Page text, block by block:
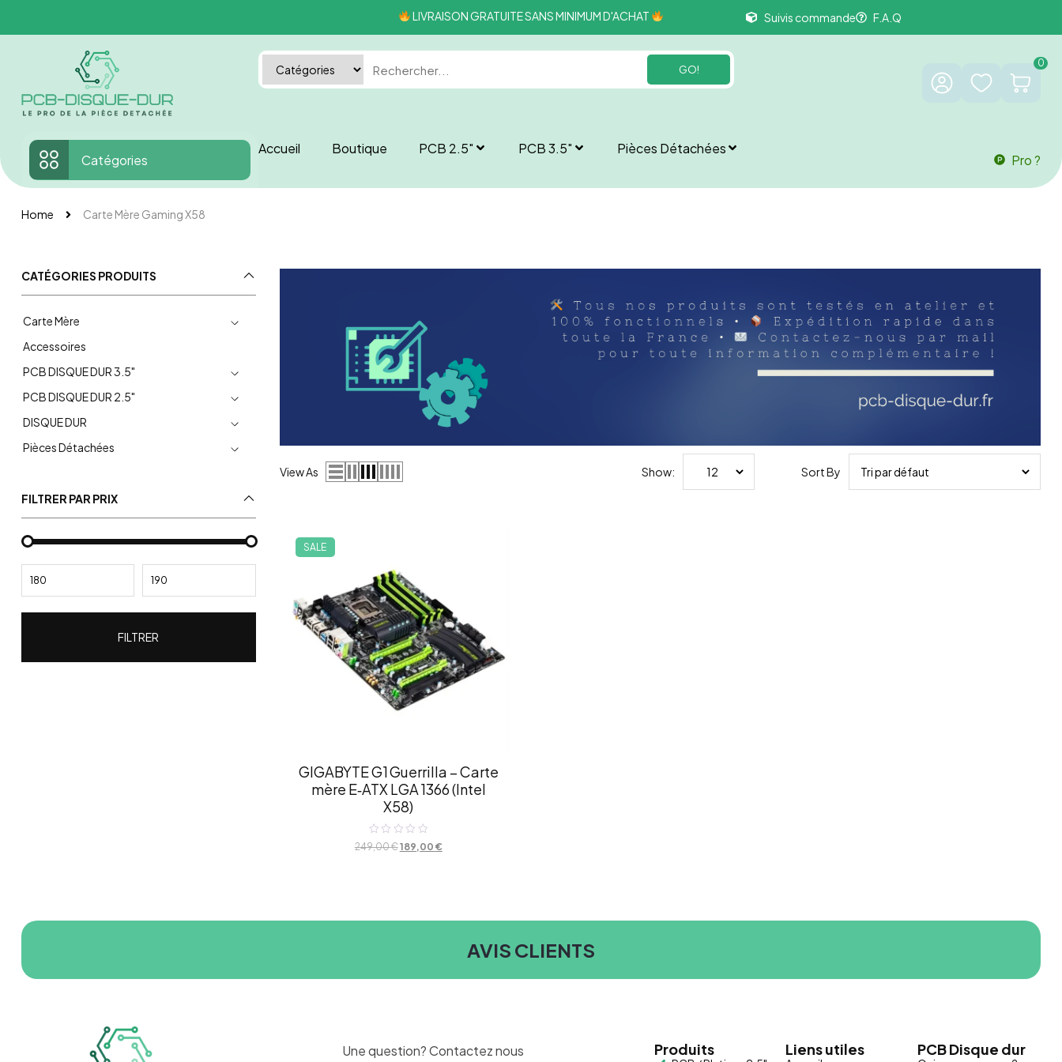
LIVRAISON GRATUITE SANS MINIMUM D'ACHAT Suivis commande F.A.Q
GO! 0
Catégories
Accueil Boutique PCB 2.5″ PCB 3.5″ Pièces Détachées
Pro ?
Home Carte Mère Gaming X58
CATÉGORIES PRODUITS
Carte Mère
Accessoires
PCB DISQUE DUR 3.5"
PCB DISQUE DUR 2.5"
DISQUE DUR
Pièces Détachées
FILTRER PAR PRIX
FILTRER
View As Show: Sort By
SALE
GIGABYTE G1 Guerrilla – Carte
mère E‑ATX LGA 1366 (Intel
X58)
Note
0
249,00€189,00 €
AVIS CLIENTS
Une question? Contactez nous Produits Liens utiles PCB Disque dur